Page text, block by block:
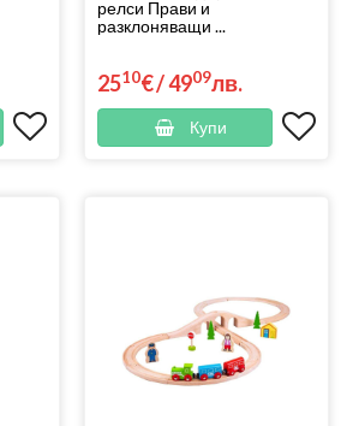
релси Прави и
разклоняващи ...
2510€/4909лв.
Купи